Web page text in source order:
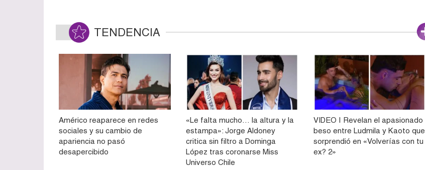
TENDENCIA
Américo reaparece en redes
sociales y su cambio de
apariencia no pasó
desapercibido
«Le falta mucho… la altura y la
estampa»: Jorge Aldoney
critica sin filtro a Dominga
López tras coronarse Miss
Universo Chile
VIDEO | Revelan el apasionado
beso entre Ludmila y Kaoto que
sorprendió en «Volverías con tu
ex? 2»